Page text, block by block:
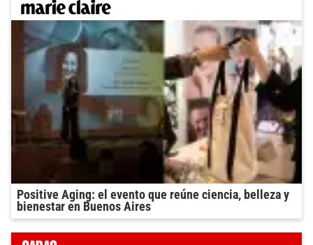
Positive Aging: el evento que reúne ciencia, belleza y
bienestar en Buenos Aires